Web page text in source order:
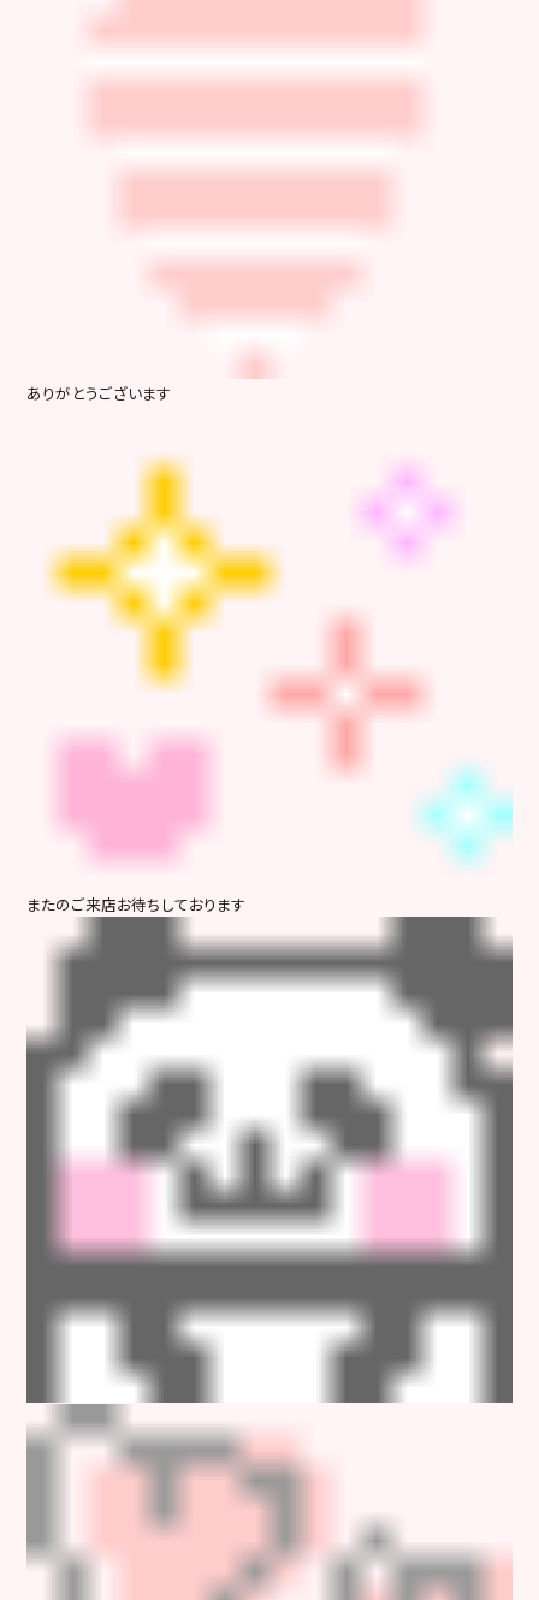
ありがとうございます
またのご来店お待ちしております